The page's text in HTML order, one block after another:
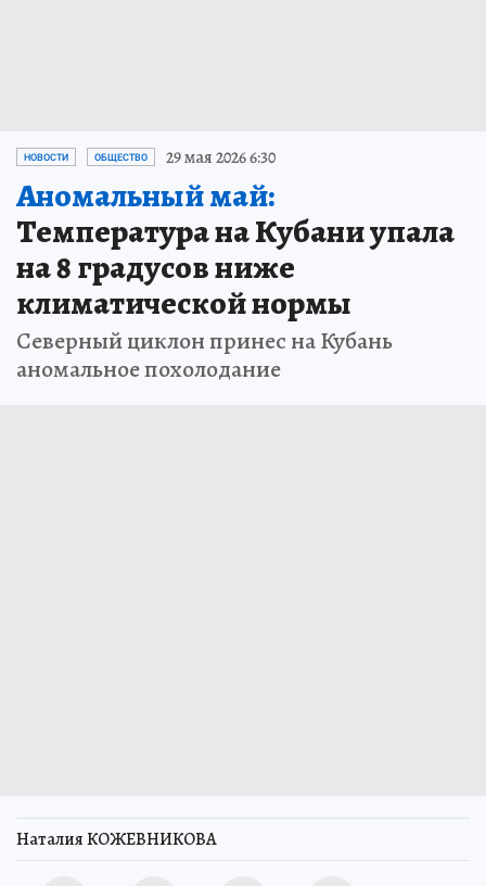
НОВОСТИ ОБЩЕСТВО 29 мая 2026 6:30
Аномальный май:
Температура на Кубани упала
на 8 градусов ниже
климатической нормы
Северный циклон принес на Кубань
аномальное похолодание
Наталия КОЖЕВНИКОВА